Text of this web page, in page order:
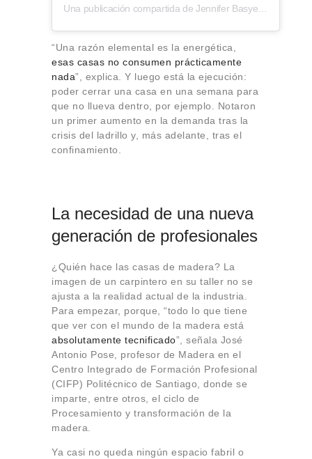
“Una razón elemental es la energética,
esas casas no consumen prácticamente
nada”, explica. Y luego está la ejecución:
poder cerrar una casa en una semana para
que no llueva dentro, por ejemplo. Notaron
un primer aumento en la demanda tras la
crisis del ladrillo y, más adelante, tras el
confinamiento.
La necesidad de una nueva
generación de profesionales
¿Quién hace las casas de madera? La
imagen de un carpintero en su taller no se
ajusta a la realidad actual de la industria.
Para empezar, porque, “todo lo que tiene
que ver con el mundo de la madera está
absolutamente tecnificado”, señala José
Antonio Pose, profesor de Madera en el
Centro Integrado de Formación Profesional
(CIFP) Politécnico de Santiago, donde se
imparte, entre otros, el ciclo de
Procesamiento y transformación de la
madera.
Ya casi no queda ningún espacio fabril o